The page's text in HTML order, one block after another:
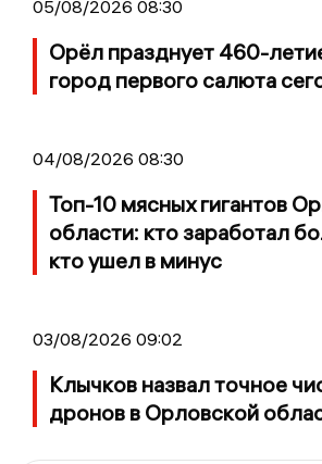
05/08/2026 08:30
Орёл празднует 460-
город первого салюта
04/08/2026 08:30
Топ-10 мясных гигантов
области: кто заработал
кто ушел в минус
03/08/2026 09:02
Клычков назвал точное
дронов в Орловской